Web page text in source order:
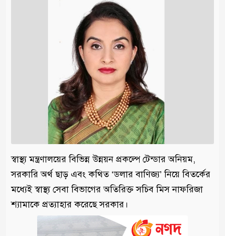
স্বাস্থ্য মন্ত্রণালয়ের বিভিন্ন উন্নয়ন প্রকল্পে টেন্ডার অনিয়ম,
সরকারি অর্থ ছাড় এবং কথিত ‘ডলার বাণিজ্য’ নিয়ে বিতর্কের
মধ্যেই স্বাস্থ্য সেবা বিভাগের অতিরিক্ত সচিব মিস নাফরিজা
শ্যামাকে প্রত্যাহার করেছে সরকার।